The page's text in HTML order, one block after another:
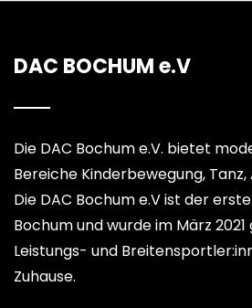
DAC BOCHUM e.V
Die DAC Bochum e.V. bietet
Bereiche Kinderbewegung,
Die DAC Bochum e.V ist der
Bochum und wurde im März
Leistungs- und
Zuhause.